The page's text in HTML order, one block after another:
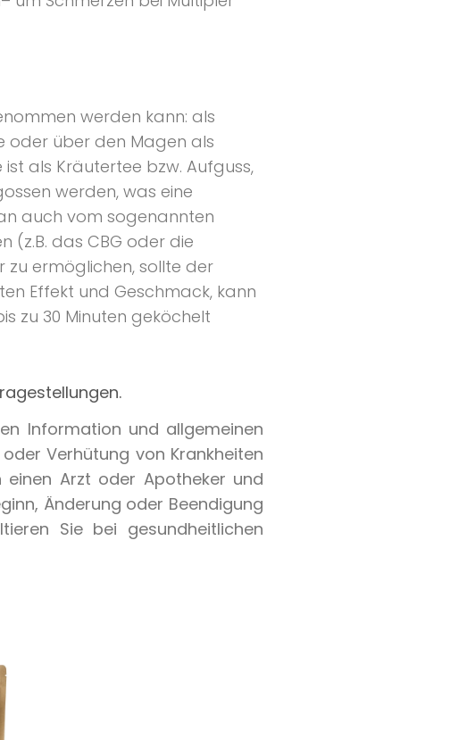
werden kann: als
oder über den Magen als
als Kräutertee bzw. Aufguss,
werden, was eine
auch vom sogenannten
(z.B. das CBG oder die
zu ermöglichen, sollte der
Effekt und Geschmack, kann
zu 30 Minuten geköchelt
Information und allgemeinen
Verhütung von Krankheiten
Arzt oder Apotheker und
Änderung oder Beendigung
Sie bei gesundheitlichen